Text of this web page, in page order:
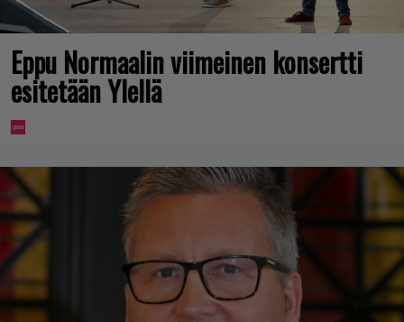
Eppu Normaalin viimeinen konsertti
esitetään Ylellä